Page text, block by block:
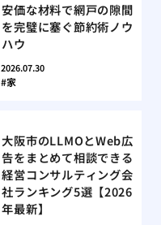
安価な材料で網戸の隙間
を完璧に塞ぐ節約術ノウ
ハウ
2026.07.30
家
大阪市のLLMOとWeb広
告をまとめて相談できる
経営コンサルティング会
社ランキング5選【2026
年最新】